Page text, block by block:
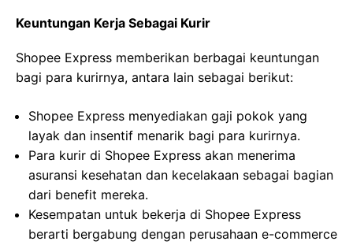
Keuntungan Kerja Sebagai Kurir
Shopee Express memberikan berbagai keuntungan
bagi para kurirnya, antara lain sebagai berikut:
Shopee Express menyediakan gaji pokok yang
layak dan insentif menarik bagi para kurirnya.
Para kurir di Shopee Express akan menerima
asuransi kesehatan dan kecelakaan sebagai bagian
dari benefit mereka.
Kesempatan untuk bekerja di Shopee Express
berarti bergabung dengan perusahaan e-commerce